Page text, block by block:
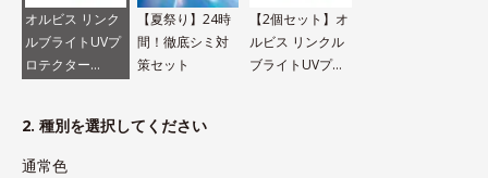
オルビス リンク
ルブライトUVプ
ロテクター
【夏祭り】24時
間！徹底シミ対
策セット
【2個セット】オ
ルビス リンクル
ブライトUVプロ
2. 種別を選択してください
通常色